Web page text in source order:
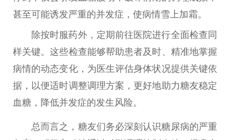
甚至可能诱发严重的并发症，使病情雪上加霜。
除按时服药外，定期前往医院进行全面检查同
样关键。这些检查能够帮助患者及时、精准地掌握
病情的动态变化，为医生评估身体状况提供关键依
据，以便适时调整调理方案，更好地助力糖友稳定
血糖，降低并发症的发生风险。
总而言之，糖友们务必深刻认识糖尿病的严重